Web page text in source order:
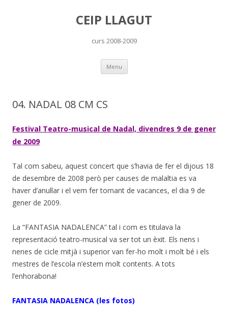
CEIP LLAGUT
curs 2008-2009
Menu Skip
content
04. NADAL 08 CM CS
Festival Teatro-musical de Nadal, divendres 9 de gener
de 2009
Tal com sabeu, aquest concert que s’havia de fer el dijous 18
de desembre de 2008 però per causes de malaltia es va
haver d’anul·lar i el vem fer tornant de vacances, el dia 9 de
gener de 2009.
La “FANTASIA NADALENCA” tal i com es titulava la
representació teatro-musical va ser tot un èxit. Els nens i
nenes de cicle mitjà i superior van fer-ho molt i molt bé i els
mestres de l’escola n’estem molt contents. A tots
l’enhorabona!
FANTASIA NADALENCA (les fotos)